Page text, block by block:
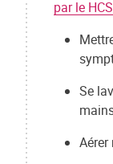
par le
Se
Aérer